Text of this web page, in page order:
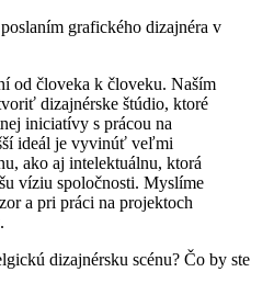
grafického dizajnéra v
od človeka k človeku. Naším
dizajnérske štúdio, ktoré
iniciatívy s prácou na
ideál je vyvinúť veľmi
ako aj intelektuálnu, ktorá
víziu spoločnosti. Myslíme
a pri práci na projektoch
dizajnérsku scénu? Čo by ste